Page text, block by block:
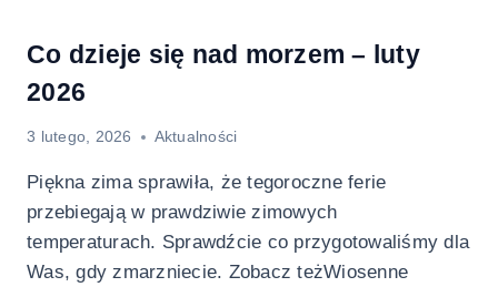
Co dzieje się nad morzem – luty
2026
3 lutego, 2026 Aktualności
Piękna zima sprawiła, że tegoroczne ferie
przebiegają w prawdziwie zimowych
temperaturach. Sprawdźcie co przygotowaliśmy dla
Was, gdy zmarzniecie. Zobacz teżWiosenne